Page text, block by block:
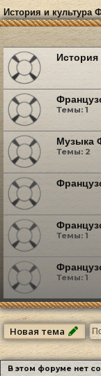
История и культура
Темы: 1
Музыка
Темы: 2
Темы: 1
Темы: 1
Новая тема
В этом форуме нет